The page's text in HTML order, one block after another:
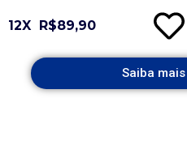
12X R$89,90
Saiba mais